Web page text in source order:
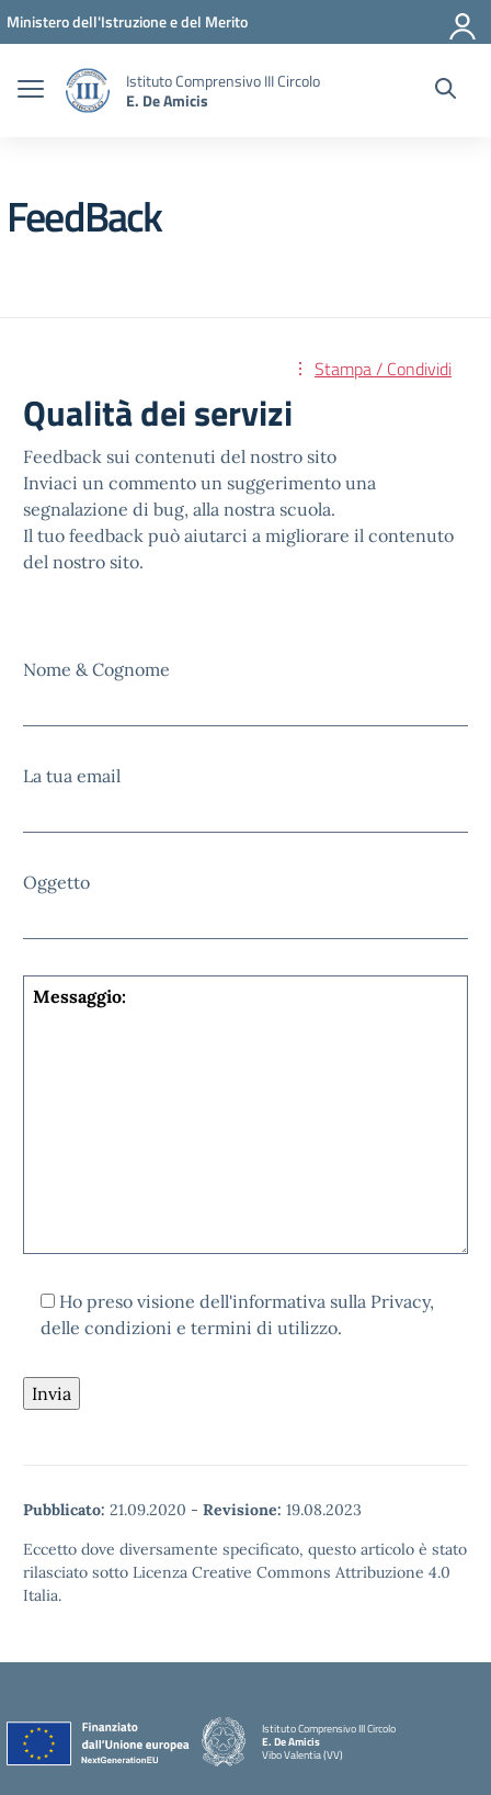
Vai ai contenuti
Vai al menu di navigazione
Vai al footer
Ministero dell'Istruzione e del Merito
Istituto Comprensivo III Circolo
E. De Amicis
FeedBack
Stampa / Condividi
Qualità dei servizi
Feedback sui contenuti del nostro sito
Inviaci un commento un suggerimento una
segnalazione di bug, alla nostra scuola.
Il tuo feedback può aiutarci a migliorare il contenuto
del nostro sito.
Nome & Cognome
La tua email
Oggetto
Ho preso visione dell'informativa sulla Privacy,
delle condizioni e termini di utilizzo.
Pubblicato: 21.09.2020 - Revisione: 19.08.2023
Eccetto dove diversamente specificato, questo articolo è stato
rilasciato sotto Licenza Creative Commons Attribuzione 4.0
Italia.
Istituto Comprensivo III Circolo
E. De Amicis
Vibo Valentia (VV)